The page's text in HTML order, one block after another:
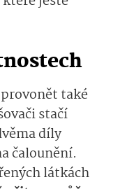
také
stačí
díly
čalounění.
látkách